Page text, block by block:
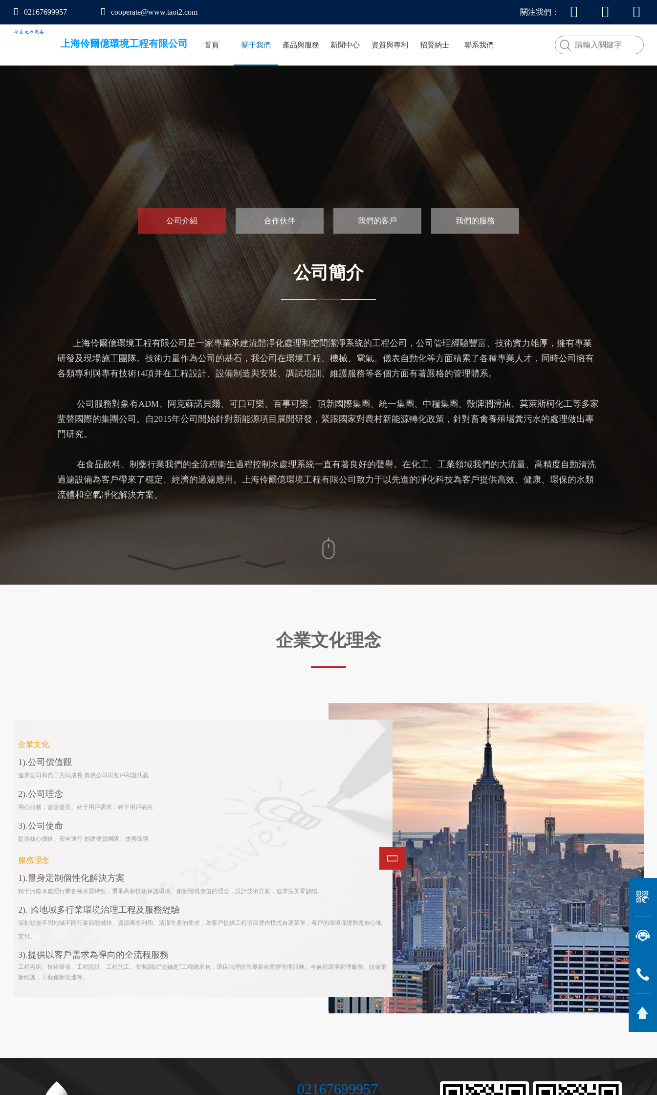
02167699957 cooperate@www.taot2.com 關注我們：
上海伶爾億環境工程有限公司 首頁 關于我們 產品與服務 新聞中心 資質與專利 招賢納士 聯系我們
公司介紹 合作伙伴 我們的客戶 我們的服務
公司簡介
上海伶爾億環境工程有限公司是一家專業承建流體凈化處理和空間潔凈系統的工程公司，公司管理經驗豐富、技術實力雄厚，擁有專業
研發及現場施工團隊。技術力量作為公司的基石，我公司在環境工程、機械、電氣、儀表自動化等方面積累了各種專業人才，同時公司擁有
各類專利與專有技術14項并在工程設計、設備制造與安裝、調試培訓、維護服務等各個方面有著嚴格的管理體系。
公司服務對象有ADM、阿克蘇諾貝爾、可口可樂、百事可樂、頂新國際集團、統一集團、中糧集團、殼牌潤滑油、莫萊斯柯化工等多家
蜚聲國際的集團公司。自2015年公司開始針對新能源項目展開研發，緊跟國家對農村新能源轉化政策，針對畜禽養殖場糞污水的處理做出專
門研究。
在食品飲料、制藥行業我們的全流程衛生過程控制水處理系統一直有著良好的聲譽。在化工、工業領域我們的大流量、高精度自動清洗
過濾設備為客戶帶來了穩定、經濟的過濾應用。上海伶爾億環境工程有限公司致力于以先進的凈化科技為客戶提供高效、健康、環保的水類
流體和空氣凈化解決方案。
企業文化理念
企業文化
1).公司價值觀
追求公司和員工共同成長 實現公司與客戶和諧共贏
2).公司理念
用心服務，盡善盡美。始于用戶需求，終于用戶滿意
3).公司使命
提供核心價值、安全運行 創建優質團隊、改善環境
服務理念
1).量身定制個性化解決方案
精于污廢水處理行業各種水質特性，秉承高新技術保護環境、創新體現價值的理念，設計技術方案，追求完美零缺陷。
2). 跨地域多行業環境治理工程及服務經驗
深刻領會不同地域不同行業節能減排、資源再生利用、清潔生產的要求，為客戶提供工程項目運作模式自選菜單，客戶的環境保護難題放心地
交付。
3).提供以客戶需求為導向的全流程服務
工程咨詢、技術研發、工程設計、工程施工、安裝調試"交鑰匙"工程總承包，環保治理設施專業化運營管理服務。全過程環境管理服務、設備更
新維護，工藝創新改造等。
02167699957